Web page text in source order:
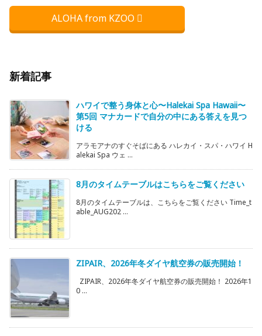
ALOHA from KZOO
新着記事
ハワイで整う身体と心〜Halekai Spa Hawaii〜
第5回 マナカードで自分の中にある答えを見つ
ける
アラモアナのすぐそばにある ハレカイ・スパ・ハワイ H
alekai Spa ウェ ...
8月のタイムテーブルはこちらをご覧ください
8月のタイムテーブルは、こちらをご覧ください Time_t
able_AUG202 ...
ZIPAIR、2026年冬ダイヤ航空券の販売開始！
ZIPAIR、2026年冬ダイヤ航空券の販売開始！ 2026年1
0 ...